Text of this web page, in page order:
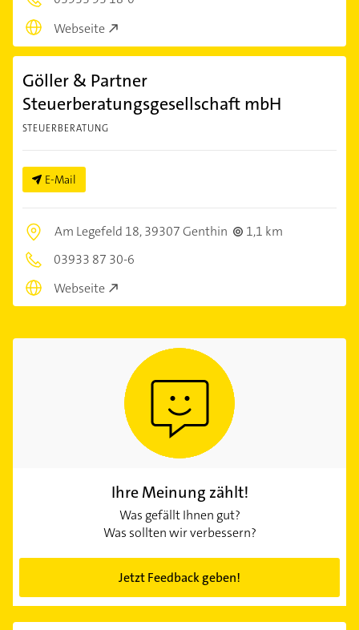
Webseite
Göller & Partner
Steuerberatungsgesellschaft mbH
STEUERBERATUNG
E-Mail
Am Legefeld 18,39307 Genthin
1,1 km
03933 87 30-6
Webseite
Ihre Meinung zählt!
Was gefällt Ihnen gut?
Was sollten wir verbessern?
Jetzt Feedback geben!